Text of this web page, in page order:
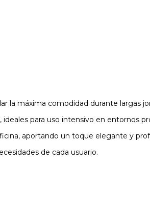
la máxima comodidad durante largas
para uso intensivo en entornos
aportando un toque elegante y
de cada usuario.